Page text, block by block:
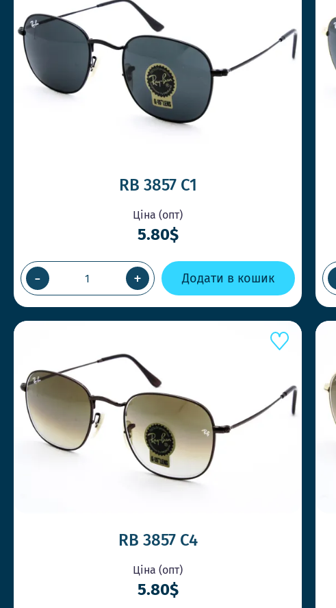
RB 3857 C1
Ціна (опт)
5.80$
- + Додати в кошик
RB 3857 C4
Ціна (опт)
5.80$